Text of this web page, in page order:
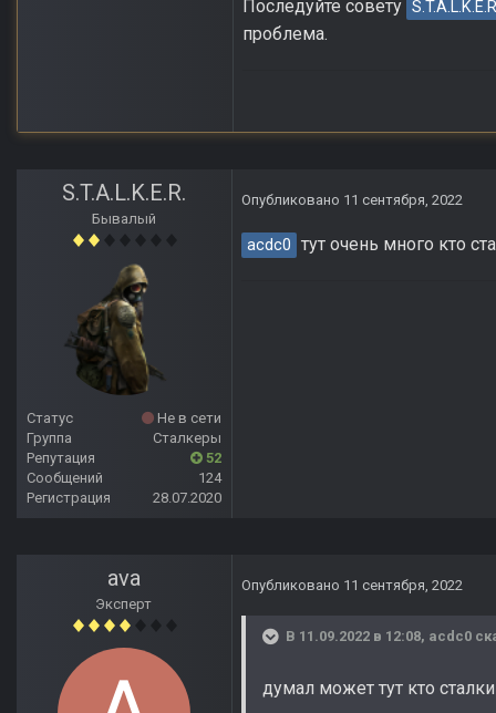
Последуйте совету
проблема.
S.T.A.L.K.E.R.
Бывалый
Статус
Не в сети
Группа
Сталкеры
Репутация
52
Сообщений
124
Регистрация
28.07.2020
Опубликовано 11 сентября, 2022
acdc0 тут очень много кто
ava
Эксперт
Опубликовано 11 сентября, 2022
В 11.09.2022 в 12:08, acdc0
думал может тут кто